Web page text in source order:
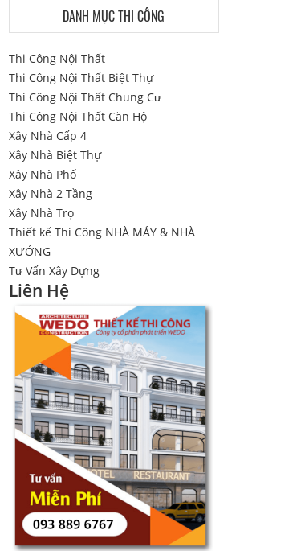
DANH MỤC THI CÔNG
Thi Công Nội Thất
Thi Công Nội Thất Biệt Thự
Thi Công Nội Thất Chung Cư
Thi Công Nội Thất Căn Hộ
Xây Nhà Cấp 4
Xây Nhà Biệt Thự
Xây Nhà Phố
Xây Nhà 2 Tầng
Xây Nhà Trọ
Thiết kế Thi Công NHÀ MÁY & NHÀ
XƯỞNG
Tư Vấn Xây Dựng
Liên Hệ